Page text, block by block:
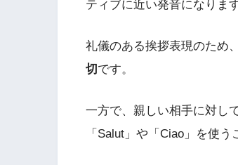
ティブに近い発音になります
礼儀のある挨拶表現のため、
切 です。
一方で、親しい相手に対し
「Salut」や「Ciao」を使う